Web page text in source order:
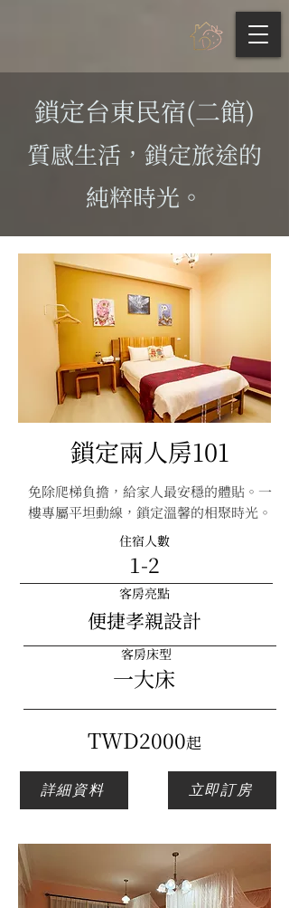
鎖定台東民宿(二館)
質感生活，鎖定旅途的
純粹時光。
鎖定兩人房101
免除爬梯負擔，給家人最安穩的體貼。一
樓專屬平坦動線，鎖定溫馨的相聚時光。
住宿人數
1-2
客房亮點
便捷孝親設計
客房床型
一大床
​TWD2000起
詳細資料 立即訂房